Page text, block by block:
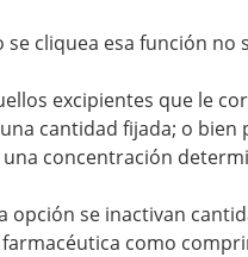
se cliquea esa función no
excipientes que le
cantidad fijada; o bien
concentración
opción se inactivan
como